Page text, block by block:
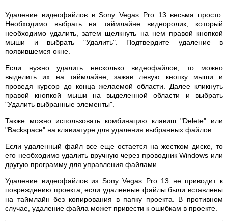
Удаление видеофайлов в Sony Vegas Pro 13 весьма просто.
Необходимо выбрать на таймлайне видеоролик, который
необходимо удалить, затем щелкнуть на нем правой кнопкой
мыши и выбрать "Удалить". Подтвердите удаление в
появившемся окне.
Если нужно удалить несколько видеофайлов, то можно
выделить их на таймлайне, зажав левую кнопку мыши и
проведя курсор до конца желаемой области. Далее кликнуть
правой кнопкой мыши на выделенной области и выбрать
"Удалить выбранные элементы".
Также можно использовать комбинацию клавиш "Delete" или
"Backspace" на клавиатуре для удаления выбранных файлов.
Если удаленный файл все еще остается на жестком диске, то
его необходимо удалить вручную через проводник Windows или
другую программу для управления файлами.
Удаление видеофайлов из Sony Vegas Pro 13 не приводит к
повреждению проекта, если удаленные файлы были вставлены
на таймлайн без копирования в папку проекта. В противном
случае, удаление файла может привести к ошибкам в проекте.